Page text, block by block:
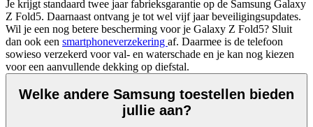
Je krijgt standaard twee jaar fabrieksgarantie op de Samsung Galaxy
Z Fold5. Daarnaast ontvang je tot wel vijf jaar beveiligingsupdates.
Wil je een nog betere bescherming voor je Galaxy Z Fold5? Sluit
dan ook een smartphoneverzekering af. Daarmee is de telefoon
sowieso verzekerd voor val- en waterschade en je kan nog kiezen
voor een aanvullende dekking op diefstal.
Welke andere Samsung toestellen bieden
jullie aan?